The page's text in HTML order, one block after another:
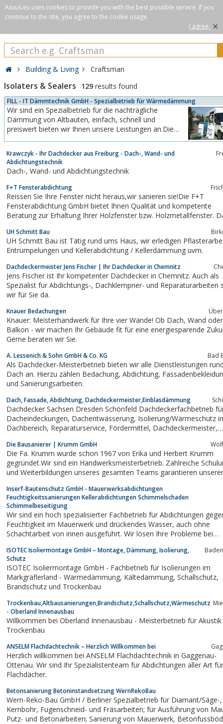
Axxus.eu uses cookies to provide you with the best possible service. If you
continue to the site, you agree to the cookie usage.
I agree. ×
Building & Living Craftsman
Isolaters & Sealers 129 results found
FILL - IT Dämmtechnik GmbH - Spezialbetrieb für Wärmedämmung
Wir sind ein Spezialbetrieb für die nachträgliche
Dämmung von Altbauten, einfach, schnell und
preiswert bieten wir Ihnen unsere Leistungen an.Die
Krawczyk - Ihr Dachdecker aus Freiburg - Dach-, Wand- und
Abdichtungstechnik
Dach-, Wand- und Abdichtungstechnik
F+T Fensterabdichtung
Reissen Sie Ihre Fenster nicht heraus,wir sanieren sie!Die F+T
Fensterabdichtung GmbH bietet Ihnen Qualität und kompetente
Beratung zur Erhaltung Ihrer Holzfenster bzw. Holzmetallfenster.
dem Jahr 2004 ist F+T Fensterabdichtung auch auf dem
UH Schmitt Bau
UH Schmitt Bau ist Tätig rund ums Haus, wir erledigen Pflasterarbeiten,
Entrümpelungen und Kellerabdichtung / Kellerdämmung uvm.
Dachdeckermeister Jens Fischer | Ihr Dachdecker in Chemnitz
Jens Fischer ist Ihr kompetenter Dachdecker in Chemnitz. Auch als
Spezialist für Abdichtungs-, Dachklempner- und Reparaturarbeiten sind
wir für Sie da.
Knauer Bedachungen
Knauer: Meisterhandwerk für Ihre vier Wände! Ob Dach, Wand oder
Balkon - wir machen Ihr Gebäude fit für eine energiesparende
Gerne beraten wir Sie.
A. Lessenich & Sohn GmbH & Co. KG Bad
Als Dachdecker-Meisterbetrieb bieten wir alle Dienstleistungen
Dach an. Hierzu zählen Bedachung, Abdichtung, Fassadenbekleidung
und Sanierungsarbeiten.
Dach, Fassade, Abdichtung, Dachdeckermeister,Einblasdämmung
Dachdecker Sachsen Dresden Schönfeld Dachdeckerfachbetrieb
Dacheindeckungen, Dachentwässerung, Isolierung/Wärmeschutz im
Dachbereich, Reparaturservice, Fördermittel, Dachdeckermeister,
Die Bausanierer | Krumm GmbH
Die Fa. Krumm wurde schon 1967 von Erika und Herbert Krumm
gegründet.Wir sind ein Handwerksmeisterbetrieb. Zahlreiche
und Weiterbildungen unseres gesamten Teams garantieren
bedient werden.Eines ist bei uns so geblieben wie vor Jahrzehnten:
setzen...
Inserf-Bautenschutz GmbH - Mauerwerksabdichtungen
Feuchtigkeitssanierungen Kellerabdichtungen Schimmelschaden
Schimmelbeseitigung
Wir sind ein hoch spezialisierter Fachbetrieb für Abdichtungen
Feuchtigkeit im Mauerwerk und drückendes Wasser, auch ohne
Schachtarbeit von innen ausgeführt. Wir lösen Ihre Probleme bei
bis zur Schadensbeseitigung.Unsere umfangreiche technische...
ISOTEC Isoliermontage GmbH – Montage, Dämmung, Isolierung,
Schutz
ISOTEC Isoliermontage GmbH - Fachbetrieb für Isolierungen im
Markgräflerland - Wärmedämmung, Kältedämmung, Schallschutz,
Brandschutz und Trockenbau
Trockenbau,Altbausanierungen,Brandschutz,Schallschutz,Wärmeschutz
- Oberland Innenausbau
Willkommen bei Oberland Innenausbau - Meisterbetrieb für
Trockenbau
ANSELM Flachdachtechnik – Herzlich Willkommen bei
Herzlich willkommen bei ANSELM Flachdachtechnik in Gaggenau-
Ottenau. Wir sind Ihr Spezialistenteam für Abdichtungen aller Art für
Flachdächer.
Betonsanierung Betoninstandsetzung WernRekoBau
Wern-Reko-Bau GmbH / Berliner Spezialbetrieb für Diamant/Säge-,
Kernbohr, Fugenschneid- und Fräsarbeiten; für Ausführung von Mauer-,
Putz- und Betonarbeiten; Sanierung von Mauerwerk, Betonfussböden,